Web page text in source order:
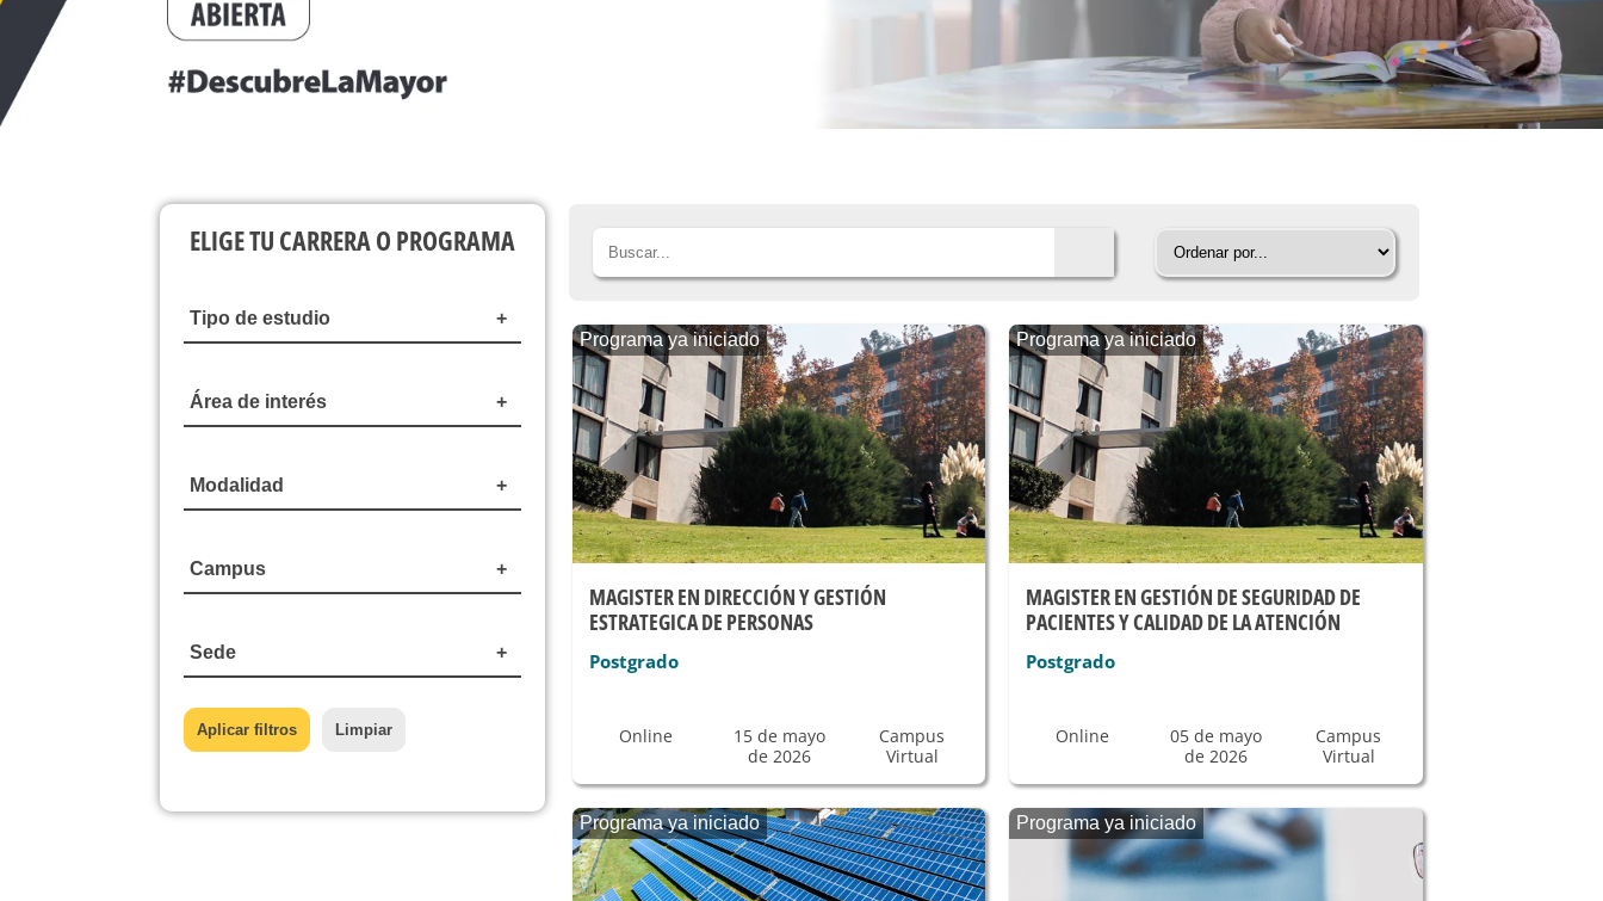
ELIGE TU CARRERA O PROGRAMA
Tipo de estudio
Área de interés
Modalidad
Campus
Sede
Aplicar filtros Limpiar
Programa ya iniciado
MAGISTER EN DIRECCIÓN Y GESTIÓN
ESTRATEGICA DE PERSONAS
Postgrado
Online
15 de mayo
de 2026
Campus
Virtual
Programa ya iniciado
MAGISTER EN GESTIÓN DE SEGURIDAD DE
PACIENTES Y CALIDAD DE LA ATENCIÓN
Postgrado
Online
05 de mayo
de 2026
Campus
Virtual
Programa ya iniciado Programa ya iniciado